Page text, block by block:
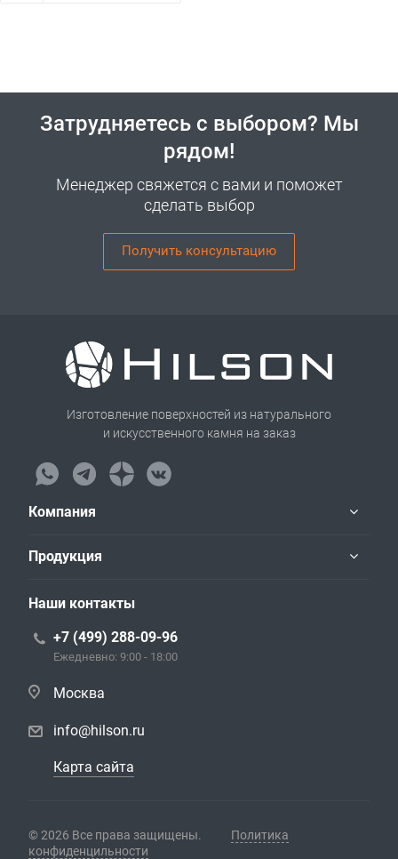
Затрудняетесь с выбором? Мы
рядом!
Менеджер свяжется с вами и поможет
сделать выбор
Получить консультацию
Изготовление поверхностей из натурального
и искусственного камня на заказ
Компания
Продукция
Наши контакты
+7 (499) 288-09-96
Ежедневно: 9:00 - 18:00
Москва
info@hilson.ru
Карта сайта
© 2026 Все права защищены.
Политика
конфиденцильности